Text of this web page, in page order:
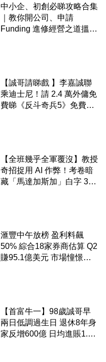
中小企、初創必睇攻略合集
｜教你開公司、申請
Funding 進修經營之道搵大
【誠哥請睇戲 】李嘉誠聯
乘迪士尼！請 2.4 萬外傭免
費睇《反斗奇兵5》免費包
【全班幾乎全軍覆沒】教授
奇招捉用 AI 作弊！考卷暗
藏「馬達加斯加」白字 35
滙豐中午放榜 盈利料飆
50% 綜合18家券商估算 Q2
賺95.1億美元 市場憧憬重
【首富牛一】98歲誠哥早
兩日低調過生日 退休8年身
家反增600億 日均進賬1.67